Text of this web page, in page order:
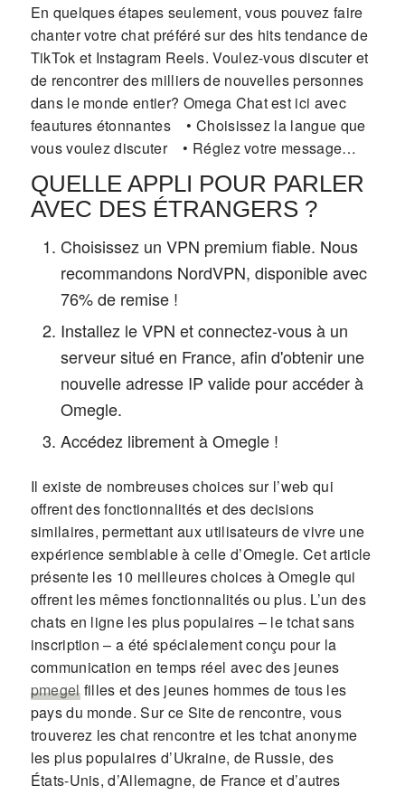
En quelques étapes seulement, vous pouvez faire
chanter votre chat préféré sur des hits tendance de
TikTok et Instagram Reels. Voulez-vous discuter et
de rencontrer des milliers de nouvelles personnes
dans le monde entier? Omega Chat est ici avec
feautures étonnantes • Choisissez la langue que
vous voulez discuter • Réglez votre message…
QUELLE APPLI POUR PARLER
AVEC DES ÉTRANGERS ?
Choisissez un VPN premium fiable. Nous
recommandons NordVPN, disponible avec
76% de remise !
Installez le VPN et connectez-vous à un
serveur situé en France, afin d'obtenir une
nouvelle adresse IP valide pour accéder à
Omegle.
Accédez librement à Omegle !
Il existe de nombreuses choices sur l’web qui
offrent des fonctionnalités et des decisions
similaires, permettant aux utilisateurs de vivre une
expérience semblable à celle d’Omegle. Cet article
présente les 10 meilleures choices à Omegle qui
offrent les mêmes fonctionnalités ou plus. L’un des
chats en ligne les plus populaires – le tchat sans
inscription – a été spécialement conçu pour la
communication en temps réel avec des jeunes
pmegelfilles et des jeunes hommes de tous les
pays du monde. Sur ce Site de rencontre, vous
trouverez les chat rencontre et les tchat anonyme
les plus populaires d’Ukraine, de Russie, des
États-Unis, d’Allemagne, de France et d’autres